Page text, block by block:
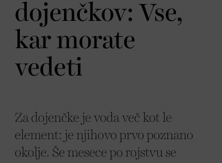
dojenčkov: Vse,
kar morate
vedeti
Za dojenčke je voda več kot le
element: je njihovo prvo poznano
okolje. Še mesece po rojstvu se